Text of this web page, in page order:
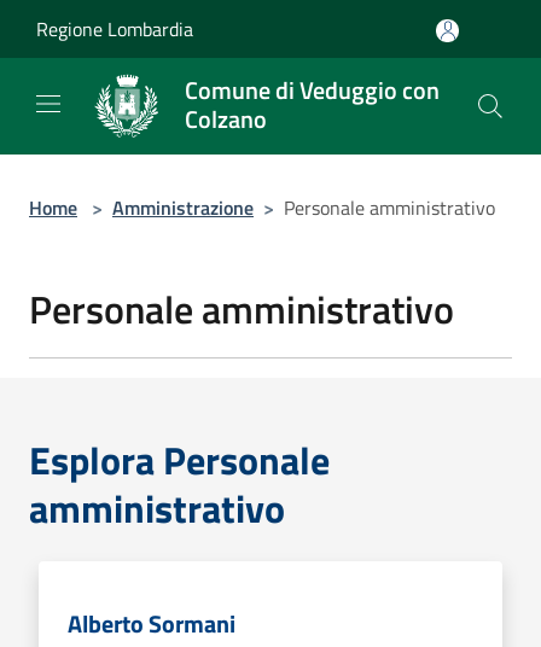
Regione Lombardia
Comune di Veduggio con
Colzano
Home > Amministrazione > Personale amministrativo
Personale amministrativo
Esplora Personale
amministrativo
Alberto Sormani